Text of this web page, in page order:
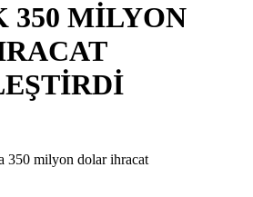
350 MİLYON
350 milyon dolar ihracat